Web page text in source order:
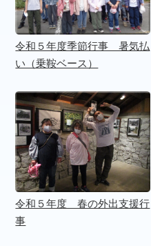
令和５年度季節行事 暑気払
い（乗鞍ベース）
令和５年度 春の外出支援行
事